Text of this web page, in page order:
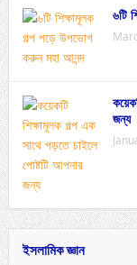
৬টি
জন্য
ইসলামিক জ্ঞান